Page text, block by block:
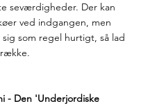
seværdigheder. Der kan
ved indgangen, men
som regel hurtigt, så lad
- Den 'Underjordiske